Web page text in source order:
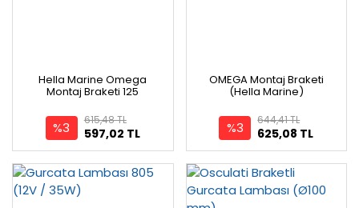
Hella Marine Omega
Montaj Braketi 125
%3 597,02 TL
615,48 TL
OMEGA Montaj Braketi
(Hella Marine)
%3 625,08 TL
644,41 TL